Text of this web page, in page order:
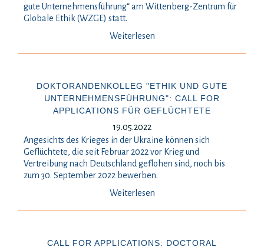
gute Unternehmensführung“ am Wittenberg-Zentrum für
Globale Ethik (WZGE) statt.
Weiterlesen
DOKTORANDENKOLLEG "ETHIK UND GUTE
UNTERNEHMENSFÜHRUNG": CALL FOR
APPLICATIONS FÜR GEFLÜCHTETE
19.05.2022
Angesichts des Krieges in der Ukraine können sich
Geflüchtete, die seit Februar 2022 vor Krieg und
Vertreibung nach Deutschland geflohen sind, noch bis
zum 30. September 2022 bewerben.
Weiterlesen
CALL FOR APPLICATIONS: DOCTORAL